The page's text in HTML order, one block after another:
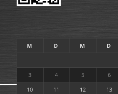
M D M D
3
4 5 6
10
11 12 13